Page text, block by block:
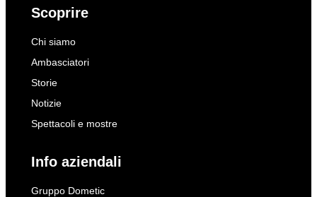
Scoprire
Chi siamo
Ambasciatori
Storie
Notizie
Spettacoli e mostre
Info aziendali
Gruppo Dometic